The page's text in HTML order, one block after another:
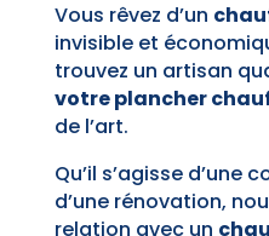
Vous rêvez d’un
invisible et
trouvez un artisan
votre plancher
de l’art.
Qu’il s’agisse d’une
d’une rénovation,
relation avec un